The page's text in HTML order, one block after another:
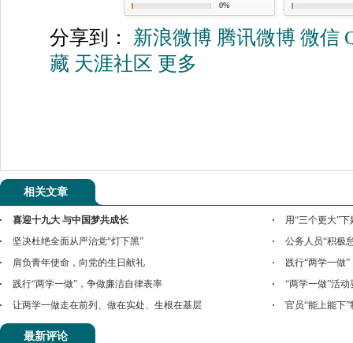
0%
分享到： 新浪微博 腾讯微博 微信
藏 天涯社区 更多
相关文章
喜迎十九大 与中国梦共成长
用“三个更大”
坚决杜绝全面从严治党“灯下黑”
公务人员“积极
肩负青年使命，向党的生日献礼
践行“两学一做
践行“两学一做”，争做廉洁自律表率
“两学一做”活
让两学一做走在前列、做在实处、生根在基层
官员“能上能下
最新评论